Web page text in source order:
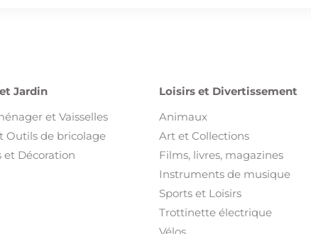
Jardin
et Vaisselles
Outils de bricolage
et Décoration
Loisirs et Divertissement
Animaux
Art et Collections
Films, livres, magazines
Instruments de musique
Sports et Loisirs
Trottinette électrique